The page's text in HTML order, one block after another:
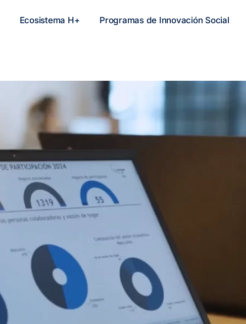
Ecosistema H+ Programas de Innovación Social